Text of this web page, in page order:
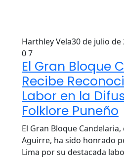
Harthley Vela30 de julio de
07
El Gran Bloque
Recibe
Labor en la
Folklore Puneño
El Gran Bloque
Aguirre, ha sido honrado
Lima por su destacada